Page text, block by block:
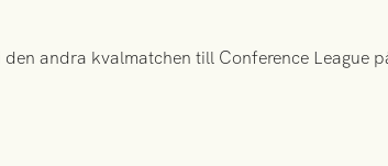
andra kvalmatchen till Conference